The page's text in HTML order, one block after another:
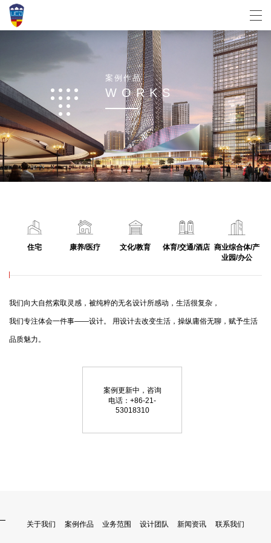
案 例 作品
W ORKS
住宅 康养/医疗 文化/教育 体育/交通/酒店 商业综合体/产
业园/办公
我们向大自然索取灵感，被纯粹的无名设计所感动，生活很复杂，
我们专注体会一件事——设计。 用设计去改变生活，操纵庸俗无聊，赋予生活
品质魅力。
案例更新中，咨询
电话：+86-21-
53018310
关于我们 案例作品 业务范围 设计团队 新闻资讯 联系我们